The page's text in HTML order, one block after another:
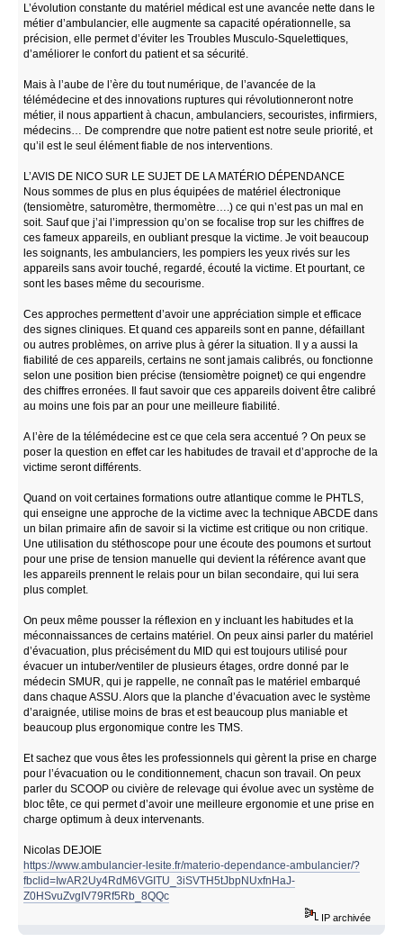
L’évolution constante du matériel médical est une avancée nette dans le
métier d’ambulancier, elle augmente sa capacité opérationnelle, sa
précision, elle permet d’éviter les Troubles Musculo-Squelettiques,
d’améliorer le confort du patient et sa sécurité.
Mais à l’aube de l’ère du tout numérique, de l’avancée de la
télémédecine et des innovations ruptures qui révolutionneront notre
métier, il nous appartient à chacun, ambulanciers, secouristes, infirmiers,
médecins… De comprendre que notre patient est notre seule priorité, et
qu’il est le seul élément fiable de nos interventions.
L’AVIS DE NICO SUR LE SUJET DE LA MATÉRIO DÉPENDANCE
Nous sommes de plus en plus équipées de matériel électronique
(tensiomètre, saturomètre, thermomètre….) ce qui n’est pas un mal en
soit. Sauf que j’ai l’impression qu’on se focalise trop sur les chiffres de
ces fameux appareils, en oubliant presque la victime. Je voit beaucoup
les soignants, les ambulanciers, les pompiers les yeux rivés sur les
appareils sans avoir touché, regardé, écouté la victime. Et pourtant, ce
sont les bases même du secourisme.
Ces approches permettent d’avoir une appréciation simple et efficace
des signes cliniques. Et quand ces appareils sont en panne, défaillant
ou autres problèmes, on arrive plus à gérer la situation. Il y a aussi la
fiabilité de ces appareils, certains ne sont jamais calibrés, ou fonctionne
selon une position bien précise (tensiomètre poignet) ce qui engendre
des chiffres erronées. Il faut savoir que ces appareils doivent être calibré
au moins une fois par an pour une meilleure fiabilité.
A l’ère de la télémédecine est ce que cela sera accentué ? On peux se
poser la question en effet car les habitudes de travail et d’approche de la
victime seront différents.
Quand on voit certaines formations outre atlantique comme le PHTLS,
qui enseigne une approche de la victime avec la technique ABCDE dans
un bilan primaire afin de savoir si la victime est critique ou non critique.
Une utilisation du stéthoscope pour une écoute des poumons et surtout
pour une prise de tension manuelle qui devient la référence avant que
les appareils prennent le relais pour un bilan secondaire, qui lui sera
plus complet.
On peux même pousser la réflexion en y incluant les habitudes et la
méconnaissances de certains matériel. On peux ainsi parler du matériel
d’évacuation, plus précisément du MID qui est toujours utilisé pour
évacuer un intuber/ventiler de plusieurs étages, ordre donné par le
médecin SMUR, qui je rappelle, ne connaît pas le matériel embarqué
dans chaque ASSU. Alors que la planche d’évacuation avec le système
d’araignée, utilise moins de bras et est beaucoup plus maniable et
beaucoup plus ergonomique contre les TMS.
Et sachez que vous êtes les professionnels qui gèrent la prise en charge
pour l’évacuation ou le conditionnement, chacun son travail. On peux
parler du SCOOP ou civière de relevage qui évolue avec un système de
bloc tête, ce qui permet d’avoir une meilleure ergonomie et une prise en
charge optimum à deux intervenants.
Nicolas DEJOIE
https://www.ambulancier-lesite.fr/materio-dependance-ambulancier/?
fbclid=IwAR2Uy4RdM6VGITU_3iSVTH5tJbpNUxfnHaJ-
Z0HSvuZvgIV79Rf5Rb_8QQc
IP archivée